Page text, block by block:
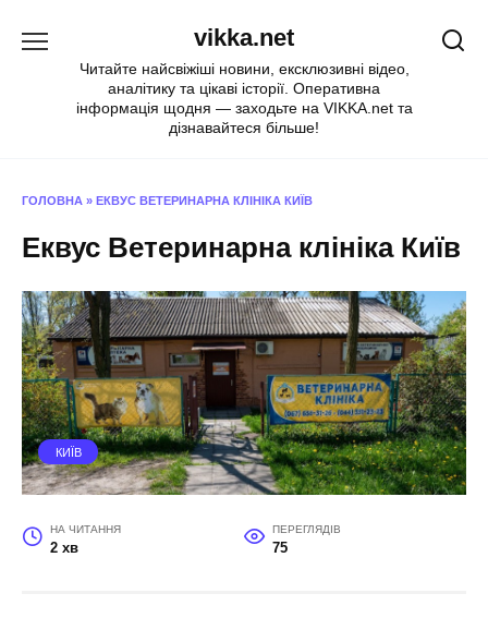
vikka.net
Читайте найсвіжіші новини, ексклюзивні відео,
аналітику та цікаві історії. Оперативна
інформація щодня — заходьте на VIKKA.net та
дізнавайтеся більше!
ГОЛОВНА » ЕКВУС ВЕТЕРИНАРНА КЛІНІКА КИЇВ
Еквус Ветеринарна клініка Київ
КИЇВ
НА ЧИТАННЯ
2 хв
ПЕРЕГЛЯДІВ
75